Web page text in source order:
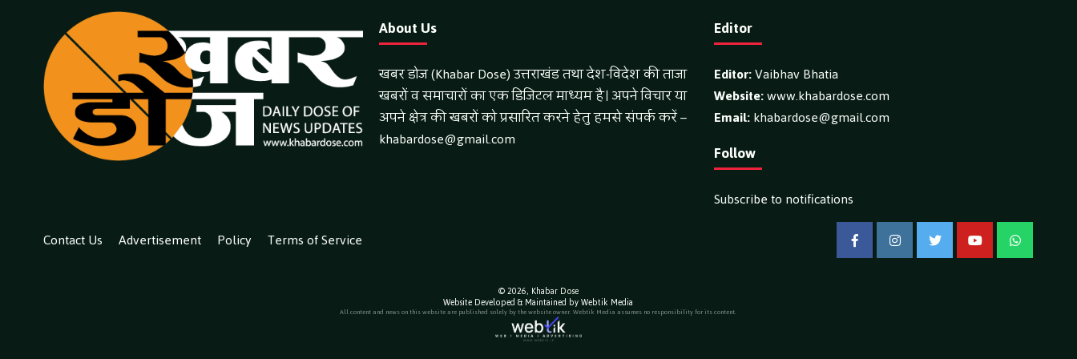
About Us
खबर डोज (Khabar Dose) उत्तराखंड तथा देश-विदेश की ताजा
खबरों व समाचारों का एक डिजिटल माध्यम है। अपने विचार या
अपने क्षेत्र की खबरों को प्रसारित करने हेतु हमसे संपर्क करें –
khabardose@gmail.com
Editor
Editor:Vaibhav Bhatia
Website:www.khabardose.com
Email:khabardose@gmail.com
Follow
Subscribe to notifications
Contact Us
Advertisement Policy Terms of Service FacebookInstagramTwitter YouTubeWhatsApp
© 2026, Khabar Dose
Website Developed & Maintained by Webtik Media
All content and news on this website are published solely by the website owner. Webtik Media assumes no responsibility for its content.